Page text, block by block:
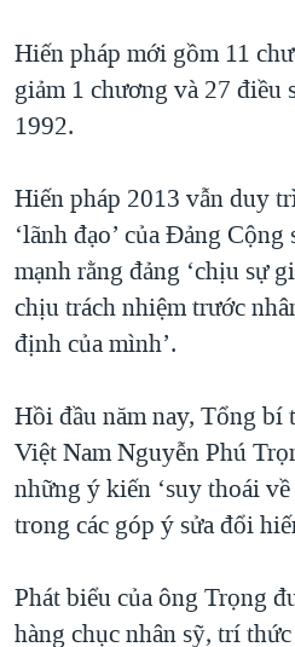
Hiến pháp mới gồm 11
giảm 1 chương và 27 điều
1992.
Hiến pháp 2013 vẫn duy
‘lãnh đạo’ của Đảng
mạnh rằng đảng ‘chịu sự
chịu trách nhiệm trước
định của mình’.
Hồi đầu năm nay, Tổng bí
Việt Nam Nguyễn Phú
những ý kiến ‘suy thoái
trong các góp ý sửa đổi
Phát biểu của ông Trọng
hàng chục nhân sỹ, trí